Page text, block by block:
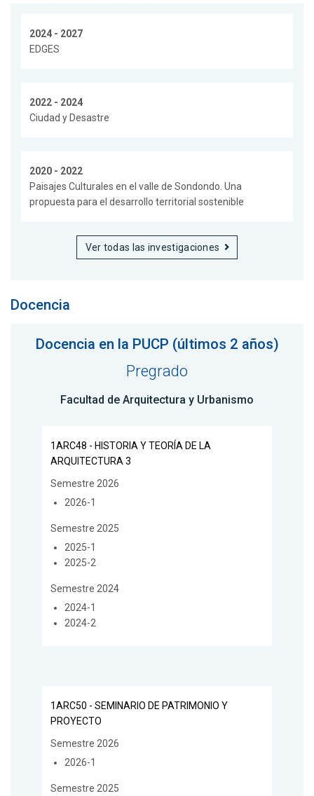
2024 - 2027
EDGES
2022 - 2024
Ciudad y Desastre
2020 - 2022
Paisajes Culturales en el valle de Sondondo. Una
propuesta para el desarrollo territorial sostenible
Ver todas las investigaciones
Docencia
Docencia en la PUCP (últimos 2 años)
Pregrado
Facultad de Arquitectura y Urbanismo
1ARC48 - HISTORIA Y TEORÍA DE LA
ARQUITECTURA 3
Semestre 2026
2026-1
Semestre 2025
2025-1
2025-2
Semestre 2024
2024-1
2024-2
1ARC50 - SEMINARIO DE PATRIMONIO Y
PROYECTO
Semestre 2026
2026-1
Semestre 2025